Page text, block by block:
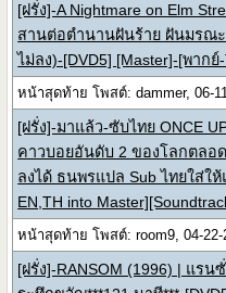
[ฝรั่ง]-A Nightmare on Elm
สานต่อตำนานฝันร้าย ฝันมรณ
ไม่ลง)-[DVD5] [Master]-[พากย์
หน้าสุดท้าย โพสต์: dammer, 06-
[ฝรั่ง]-มาแล้ว-ซับไทย ONCE
คาวบอยอันดับ 2 ของโลกตลอ
ลงได้ ธนพรแปล Sub ไทยใส่ใ
EN,TH into
หน้าสุดท้าย โพสต์: room9, 04-22-
[ฝรั่ง]-RANSOM (1996) | แร